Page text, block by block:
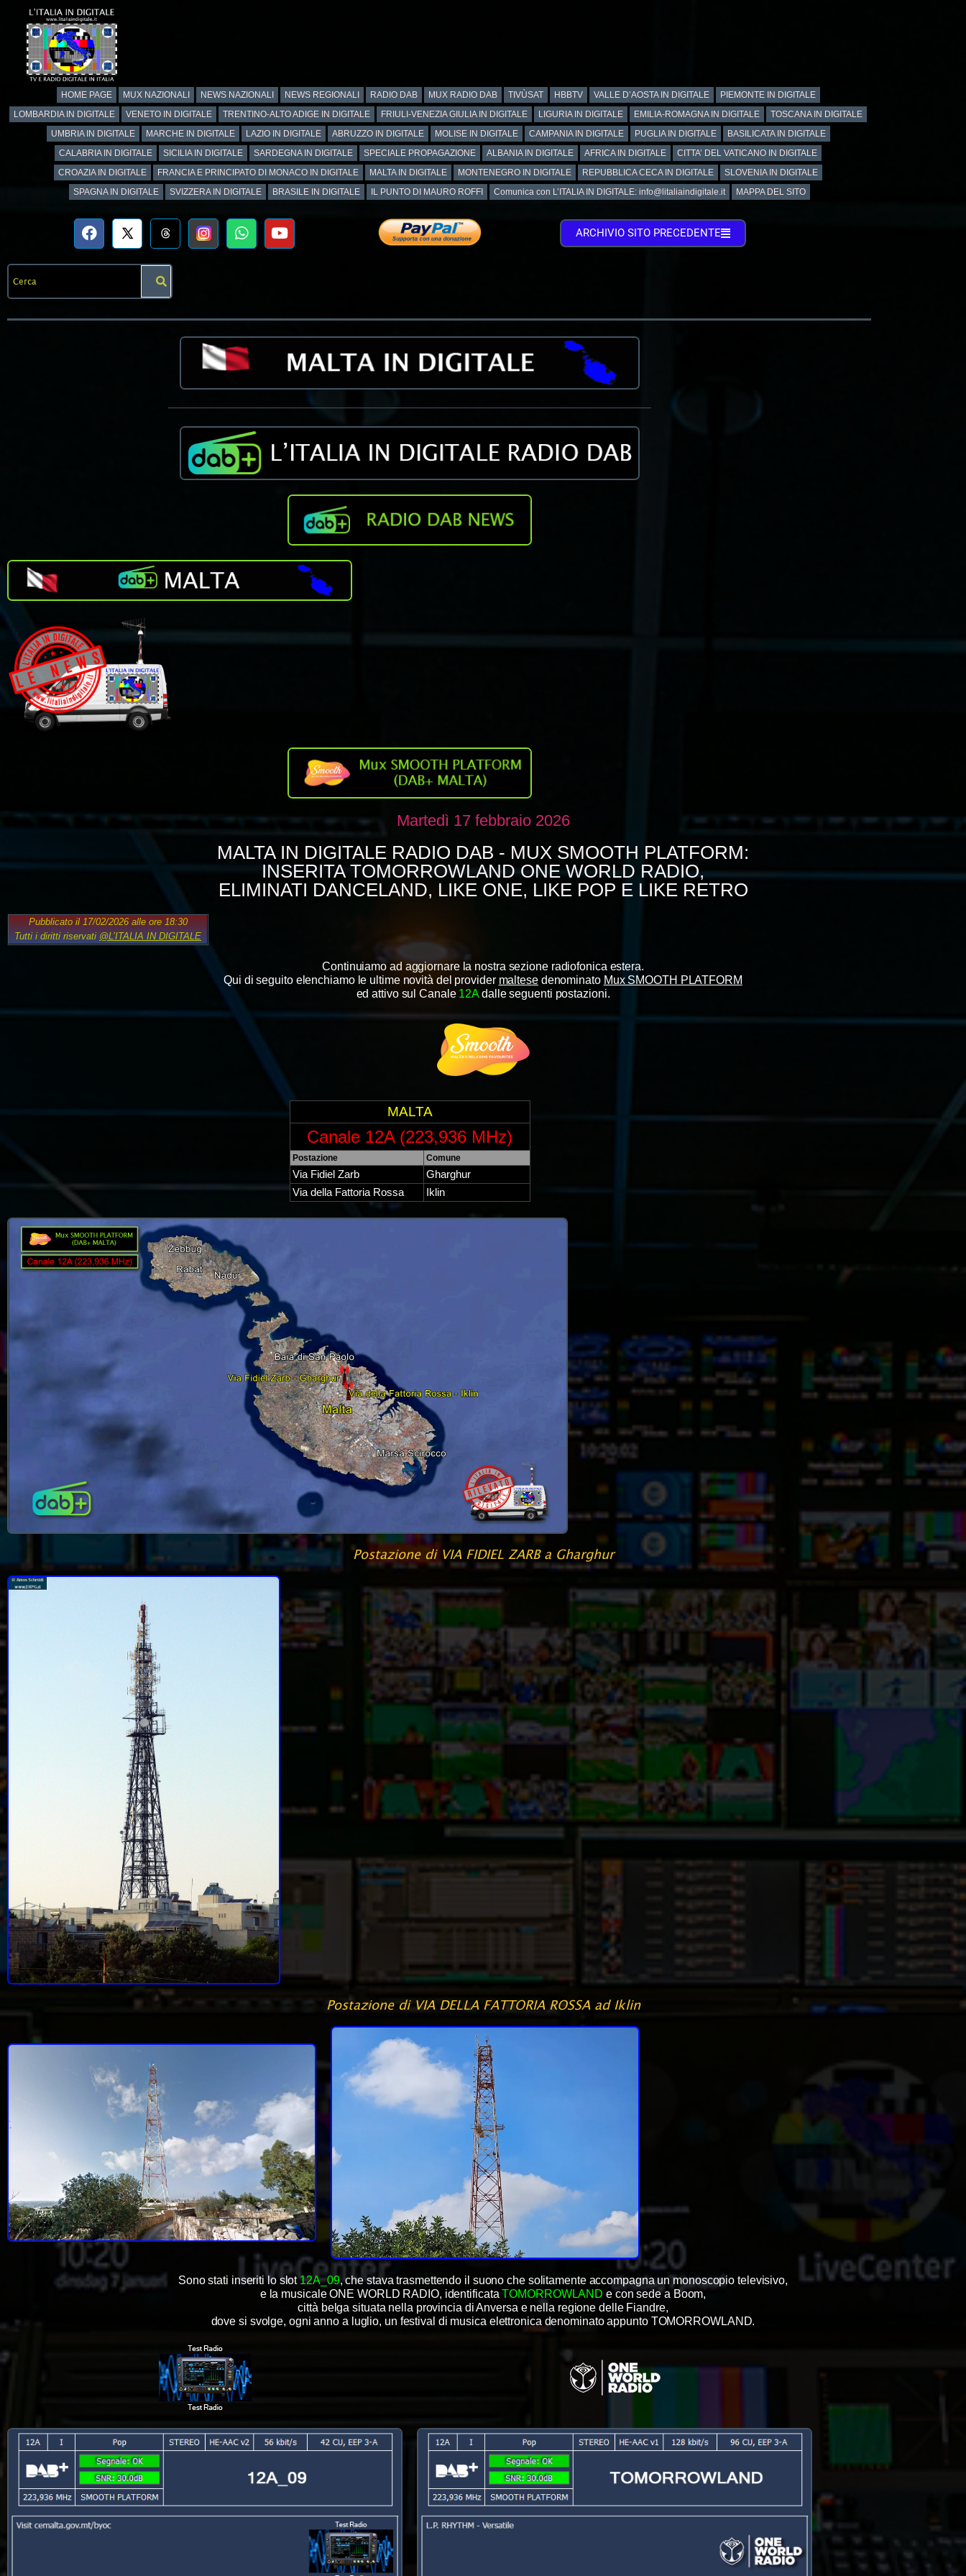
HOME PAGE MUX NAZIONALI NEWS NAZIONALI NEWS REGIONALI RADIO DAB MUX RADIO DAB TIVÙSAT HBBTV VALLE D’AOSTA IN DIGITALE
PIEMONTE IN DIGITALE
LOMBARDIA IN DIGITALE
VENETO IN DIGITALE TRENTINO-ALTO ADIGE IN DIGITALE FRIULI-VENEZIA GIULIA IN DIGITALE LIGURIA IN DIGITALE EMILIA-ROMAGNA IN DIGITALE
TOSCANA IN DIGITALE
UMBRIA IN DIGITALE
MARCHE IN DIGITALE LAZIO IN DIGITALE ABRUZZO IN DIGITALE MOLISE IN DIGITALE CAMPANIA IN DIGITALE PUGLIA IN DIGITALE
BASILICATA IN DIGITALE
CALABRIA IN DIGITALE
SICILIA IN DIGITALE SARDEGNA IN DIGITALE SPECIALE PROPAGAZIONE ALBANIA IN DIGITALE AFRICA IN DIGITALE
CITTA’ DEL VATICANO IN DIGITALE
CROAZIA IN DIGITALE
FRANCIA E PRINCIPATO DI MONACO IN DIGITALE MALTA IN DIGITALE MONTENEGRO IN DIGITALE REPUBBLICA CECA IN DIGITALE
SLOVENIA IN DIGITALE
SPAGNA IN DIGITALE
SVIZZERA IN DIGITALE BRASILE IN DIGITALE IL PUNTO DI MAURO ROFFI Comunica con L’ITALIA IN DIGITALE: info@litaliaindigitale.it MAPPA DEL SITO
ARCHIVIO SITO PRECEDENTE
Martedì 17 febbraio 2026
MALTA IN DIGITALE RADIO DAB - MUX SMOOTH PLATFORM:
INSERITA TOMORROWLAND ONE WORLD RADIO,
ELIMINATI DANCELAND, LIKE ONE, LIKE POP E LIKE RETRO
Pubblicato il 17/02/2026 alle ore 18:30
Tutti i diritti riservati @L’ITALIA IN DIGITALE
Continuiamo ad aggiornare la nostra sezione radiofonica estera.
Qui di seguito elenchiamo le ultime novità del provider maltesedenominato Mux SMOOTH PLATFORM
ed attivo sul Canale 12Adalle seguenti postazioni.
MALTA
Canale 12A (223,936 MHz)
Postazione Comune
Via Fidiel Zarb
Gharghur
Via della Fattoria Rossa
Iklin
Postazione di VIA FIDIEL ZARB a Gharghur
Postazione di VIA DELLA FATTORIA ROSSA ad Iklin
Sono stati inseriti lo slot12A_09, che stava trasmettendo il suono che solitamente accompagna un monoscopio televisivo,
e la musicale ONE WORLD RADIO, identificataTOMORROWLAND e con sede a Boom,
città belga situata nella provincia di Anversa e nella regione delle Fiandre,
dove si svolge, ogni anno a luglio, un festival di musica elettronica denominato appunto TOMORROWLAND.